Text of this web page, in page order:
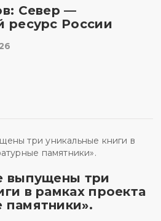
Север —
ресурс России
выпущены три
в рамках проекта
памятники».